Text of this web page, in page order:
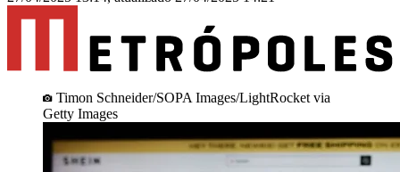
Timon Schneider/SOPA Images/LightRocket via
Getty Images